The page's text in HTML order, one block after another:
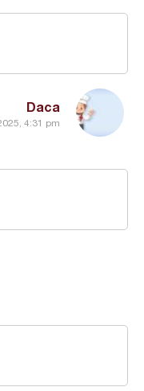
Daca
4:31 pm